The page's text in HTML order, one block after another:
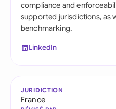
compliance and
supported jurisdictions, as
benchmarking.
LinkedIn
JURIDICTION
France